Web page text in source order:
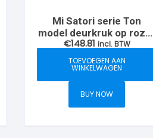
Mi Satori serie Ton
model deurkruk op rozet
rond verdekt, Chroom-
mat/ebben
€148.81 incl. BTW
TOEVOEGEN AAN
WINKELWAGEN
BUY NOW